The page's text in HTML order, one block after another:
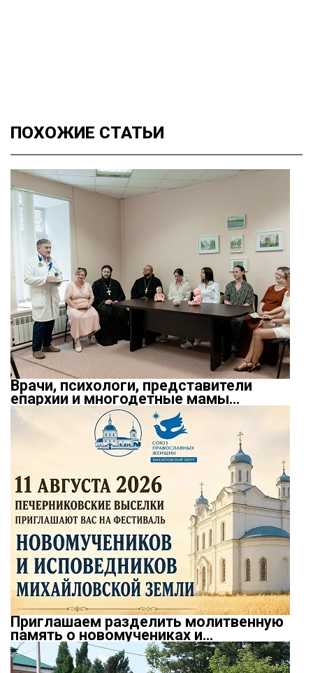
ПОХОЖИЕ СТАТЬИ
Врачи, психологи, представители
епархии и многодетные мамы…
Приглашаем разделить молитвенную
память о новомучениках и…